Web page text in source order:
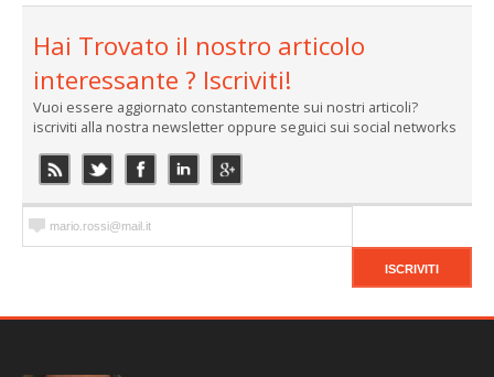
Hai Trovato il nostro articolo
interessante ? Iscriviti!
Vuoi essere aggiornato constantemente sui nostri articoli?
iscriviti alla nostra newsletter oppure seguici sui social networks